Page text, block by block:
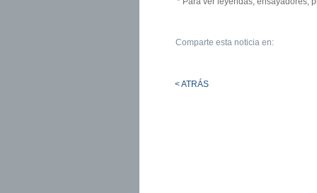
Comparte esta noticia en:
< ATRÁS